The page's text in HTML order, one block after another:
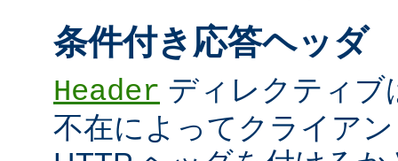
条件付き応答ヘッダ
Header ディレクティブ
不在によってクライア